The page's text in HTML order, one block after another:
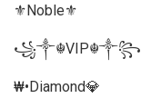
⚜️Noble⚜️
꧁༒☬VIP☬༒꧂
₩•Diamond💎